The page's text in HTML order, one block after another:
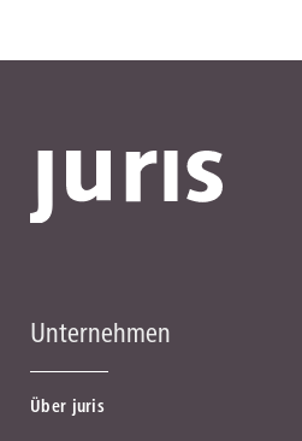
Unternehmen
Über juris